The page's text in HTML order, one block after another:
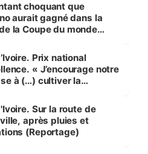
choquant que
aurait gagné dans la
la Coupe du monde
Prix national
« J’encourage notre
à (…) cultiver la
Ouattara
Sur la route de
après pluies et
(Reportage)